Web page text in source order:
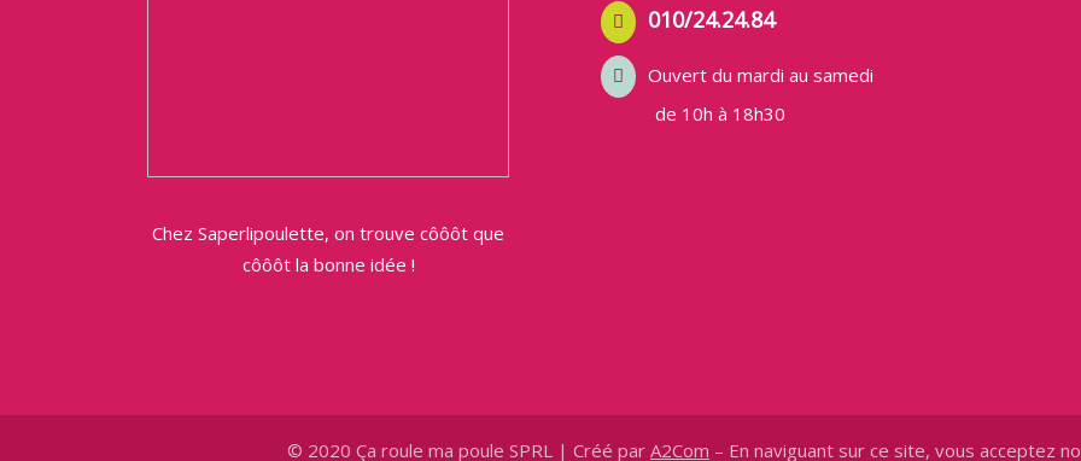
Chez Saperlipoulette, on trouve côôôt que
côôôt la bonne idée !
010/24.24.84
Ouvert du mardi au samedi
de 10h à 18h30
© 2020 Ça roule ma poule SPRL | Créé par A2Com – En naviguant sur ce site, vous acceptez